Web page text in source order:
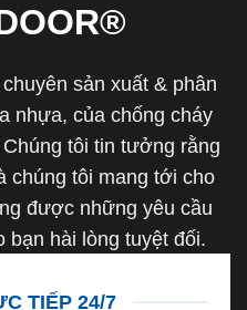
sản xuất & phân
nhựa, của chống cháy
tôi tin tưởng rằng
chúng tôi mang tới cho
được những yêu cầu
bạn hài lòng tuyệt đối.
TIẾP 24/7